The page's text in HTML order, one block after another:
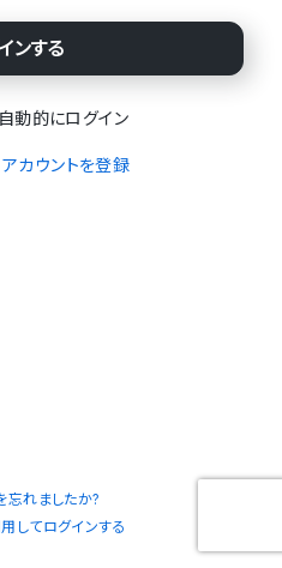
動的にログイン
アカウントを登録
忘れましたか?
してログインする